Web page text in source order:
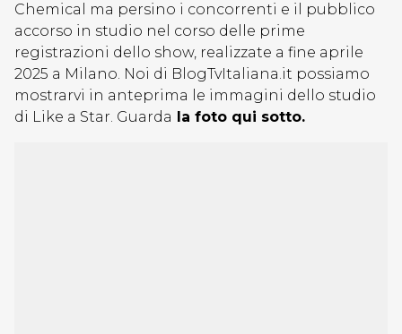
Chemical ma persino i concorrenti e il pubblico
accorso in studio nel corso delle prime
registrazioni dello show, realizzate a fine aprile
2025 a Milano. Noi di BlogTvItaliana.it possiamo
mostrarvi in anteprima le immagini dello studio
di Like a Star. Guarda
la foto qui sotto.